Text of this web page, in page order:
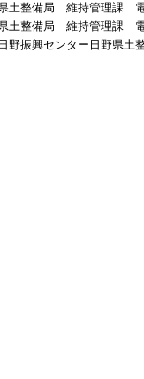
土整備局 維持管理課
土整備局 維持管理課
野振興センター日野県